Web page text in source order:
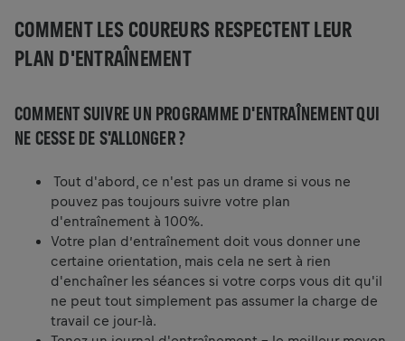
COMMENT LES COUREURS RESPECTENT LEUR
PLAN D'ENTRAÎNEMENT
COMMENT SUIVRE UN PROGRAMME D'ENTRAÎNEMENT QUI
NE CESSE DE S'ALLONGER ?
Tout d'abord, ce n'est pas un drame si vous ne
pouvez pas toujours suivre votre plan
d'entraînement à 100%.
Votre plan d’entraînement doit vous donner une
certaine orientation, mais cela ne sert à rien
d'enchaîner les séances si votre corps vous dit qu'il
ne peut tout simplement pas assumer la charge de
travail ce jour-là.